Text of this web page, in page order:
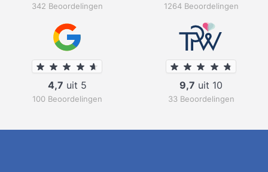
342 Beoordelingen 1264 Beoordelingen
4,7 uit 5
100 Beoordelingen
9,7 uit 10
33 Beoordelingen